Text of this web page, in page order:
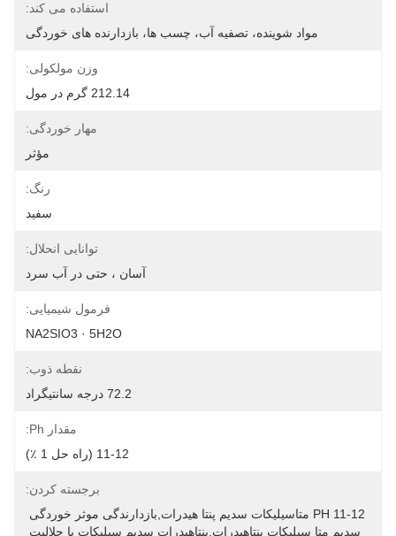
استفاده می کند:
مواد شوینده، تصفیه آب، چسب ها، بازدارنده های خوردگی
وزن مولکولی:
212.14 گرم در مول
مهار خوردگی:
مؤثر
رنگ:
سفید
توانایی انحلال:
آسان ، حتی در آب سرد
فرمول شیمیایی:
NA2SIO3 · 5H2O
نقطه ذوب:
72.2 درجه سانتیگراد
مقدار Ph:
11-12 (راه حل 1 ٪)
برجسته کردن: